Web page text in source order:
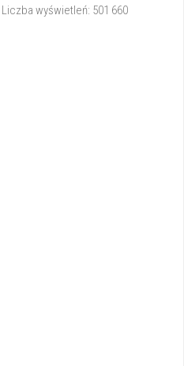
Liczba wyświetleń: 501 660